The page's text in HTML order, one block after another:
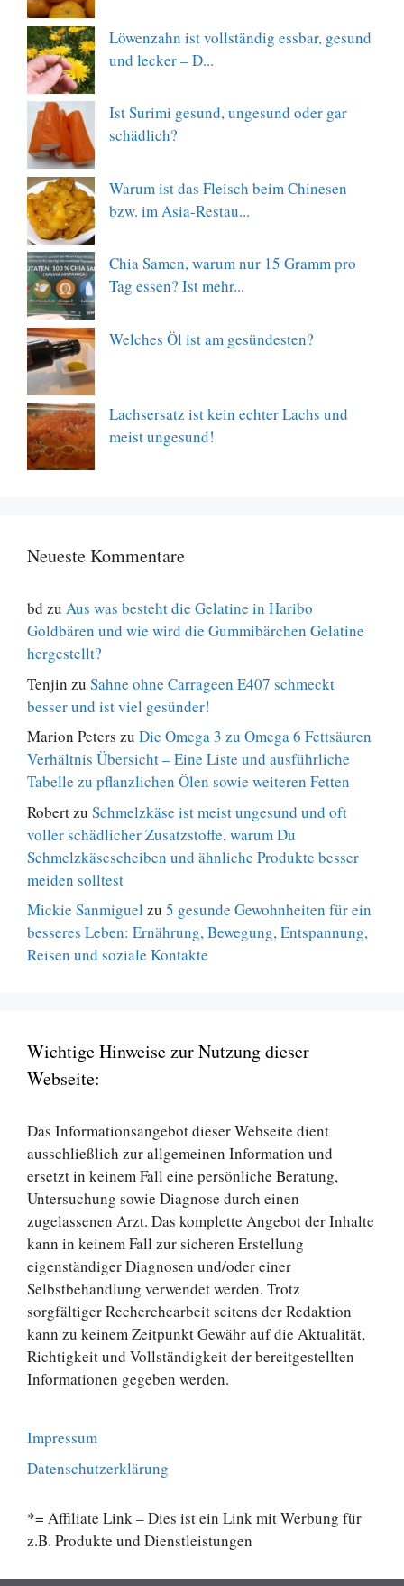
Löwenzahn ist vollständig essbar, gesund
und lecker – D...
Ist Surimi gesund, ungesund oder gar
schädlich?
Warum ist das Fleisch beim Chinesen
bzw. im Asia-Restau...
Chia Samen, warum nur 15 Gramm pro
Tag essen? Ist mehr...
Welches Öl ist am gesündesten?
Lachsersatz ist kein echter Lachs und
meist ungesund!
Neueste Kommentare
bd zu Aus was besteht die Gelatine in Haribo
Goldbären und wie wird die Gummibärchen Gelatine
hergestellt?
Tenjin zu Sahne ohne Carrageen E407 schmeckt
besser und ist viel gesünder!
Marion Peters zu Die Omega 3 zu Omega 6 Fettsäuren
Verhältnis Übersicht – Eine Liste und ausführliche
Tabelle zu pflanzlichen Ölen sowie weiteren Fetten
Robert zu Schmelzkäse ist meist ungesund und oft
voller schädlicher Zusatzstoffe, warum Du
Schmelzkäsescheiben und ähnliche Produkte besser
meiden solltest
Mickie Sanmiguel zu 5 gesunde Gewohnheiten für ein
besseres Leben: Ernährung, Bewegung, Entspannung,
Reisen und soziale Kontakte
Wichtige Hinweise zur Nutzung dieser
Webseite:
Das Informationsangebot dieser Webseite dient
ausschließlich zur allgemeinen Information und
ersetzt in keinem Fall eine persönliche Beratung,
Untersuchung sowie Diagnose durch einen
zugelassenen Arzt. Das komplette Angebot der Inhalte
kann in keinem Fall zur sicheren Erstellung
eigenständiger Diagnosen und/oder einer
Selbstbehandlung verwendet werden. Trotz
sorgfältiger Recherchearbeit seitens der Redaktion
kann zu keinem Zeitpunkt Gewähr auf die Aktualität,
Richtigkeit und Vollständigkeit der bereitgestellten
Informationen gegeben werden.
Impressum
Datenschutzerklärung
*= Affiliate Link – Dies ist ein Link mit Werbung für
z.B. Produkte und Dienstleistungen